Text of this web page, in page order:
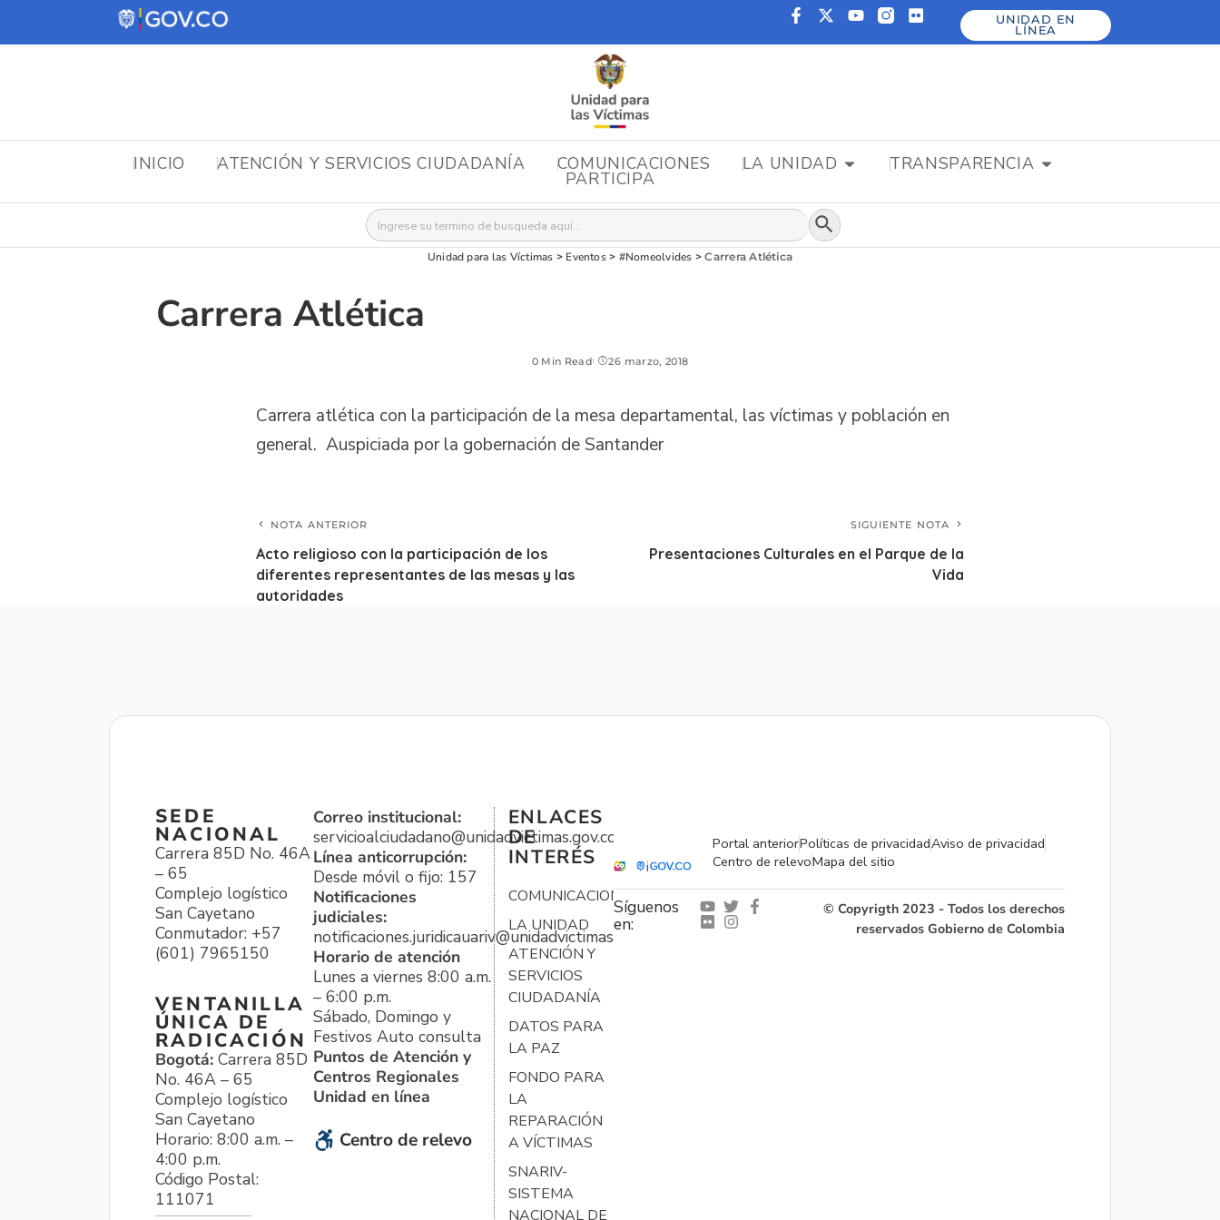
UNIDAD EN
LÍNEA
INICIO ATENCIÓN Y SERVICIOS CIUDADANÍA COMUNICACIONES LA UNIDAD TRANSPARENCIA
PARTICIPA
Buscar: Botón de búsqueda
Unidad para las Víctimas > Eventos> #Nomeolvides >Carrera Atlética
Carrera Atlética
0 Min Read 26 marzo, 2018
Carrera atlética con la participación de la mesa departamental, las víctimas y población en
general. Auspiciada por la gobernación de Santander
NOTA ANTERIOR
Acto religioso con la participación de los
diferentes representantes de las mesas y las
autoridades
SIGUIENTE NOTA
Presentaciones Culturales en el Parque de la
Vida
SEDE
NACIONAL
Carrera 85D No. 46A
– 65
Complejo logístico
San Cayetano
Conmutador: +57
(601) 7965150
VENTANILLA
ÚNICA DE
RADICACIÓN
Bogotá: Carrera 85D
No. 46A – 65
Complejo logístico
San Cayetano
Horario: 8:00 a.m. –
4:00 p.m.
Código Postal:
111071
Correo institucional:
servicioalciudadano@unidadvictimas.gov.co
Línea anticorrupción:
Desde móvil o fijo: 157
Notificaciones
judiciales:
notificaciones.juridicauariv@unidadvictimas.gov.co
Horario de atención
Lunes a viernes 8:00 a.m.
– 6:00 p.m.
Sábado, Domingo y
Festivos Auto consulta
Puntos de Atención y
Centros Regionales
Unidad en línea
Centro de relevo
ENLACES
DE
INTERÉS
COMUNICACIONES
LA UNIDAD
ATENCIÓN Y
SERVICIOS
CIUDADANÍA
DATOS PARA
LA PAZ
FONDO PARA
LA
REPARACIÓN
A VÍCTIMAS
SNARIV-
SISTEMA
NACIONAL DE
Portal anteriorPolíticas de privacidadAviso de privacidad
Centro de relevoMapa del sitio
Síguenos
en:
© Copyrigth 2023 - Todos los derechos
reservados Gobierno de Colombia